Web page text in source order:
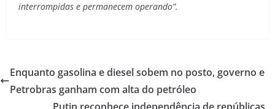
interrompidas e permanecem operando”.
Enquanto gasolina e diesel sobem no posto, governo e
Petrobras ganham com alta do petróleo